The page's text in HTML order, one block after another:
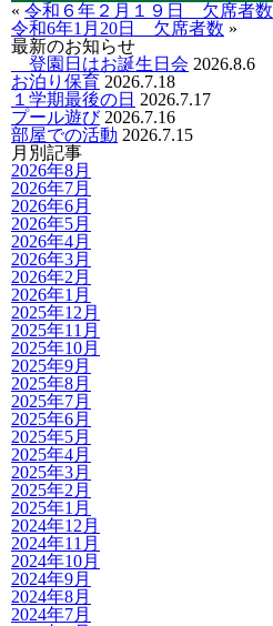
« 令和６年２月１９日 欠席者数
令和6年1月20日 欠席者数 »
最新のお知らせ
登園日はお誕生日会 2026.8.6
お泊り保育 2026.7.18
１学期最後の日 2026.7.17
プール遊び 2026.7.16
部屋での活動 2026.7.15
月別記事
2026年8月
2026年7月
2026年6月
2026年5月
2026年4月
2026年3月
2026年2月
2026年1月
2025年12月
2025年11月
2025年10月
2025年9月
2025年8月
2025年7月
2025年6月
2025年5月
2025年4月
2025年3月
2025年2月
2025年1月
2024年12月
2024年11月
2024年10月
2024年9月
2024年8月
2024年7月